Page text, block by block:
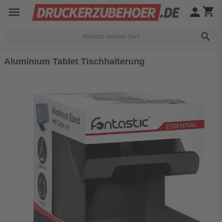
menu
search
person shopping_cart
Aluminium Tablet Tischhalterung